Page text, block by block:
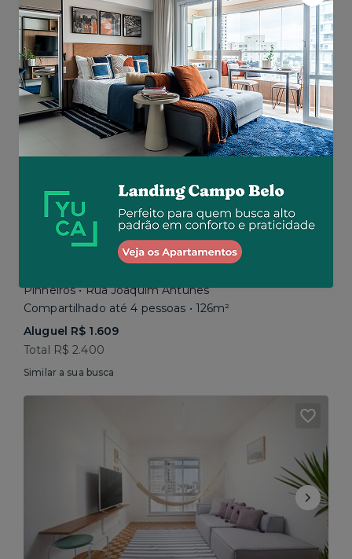
Aluguel R$ 1.777
Total R$ 2.843
Similar a sua busca
Pinheiros • Rua Joaquim Antunes
Compartilhado até 4 pessoas • 126m²
Aluguel R$ 1.609
Total R$ 2.400
Similar a sua busca